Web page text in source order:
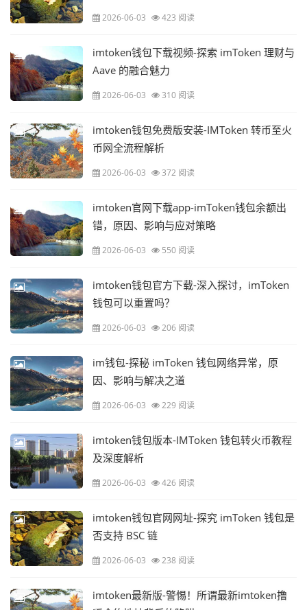
2026-06-03 423 阅读
imtoken钱包下载视频-探索 imToken 理财与
Aave 的融合魅力
2026-06-03 310 阅读
imtoken钱包免费版安装-IMToken 转币至火
币网全流程解析
2026-06-03 372 阅读
imtoken官网下载app-imToken钱包余额出
错，原因、影响与应对策略
2026-06-03 550 阅读
imtoken钱包官方下载-深入探讨，imToken
钱包可以重置吗？
2026-06-03 206 阅读
im钱包-探秘 imToken 钱包网络异常，原
因、影响与解决之道
2026-06-03 229 阅读
imtoken钱包版本-IMToken 钱包转火币教程
及深度解析
2026-06-03 426 阅读
imtoken钱包官网网址-探究 imToken 钱包是
否支持 BSC 链
2026-06-03 238 阅读
imtoken最新版-警惕！所谓最新imtoken撸